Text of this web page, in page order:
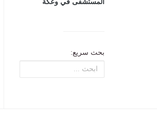
المستشفى في وعكة
بحث سريع: